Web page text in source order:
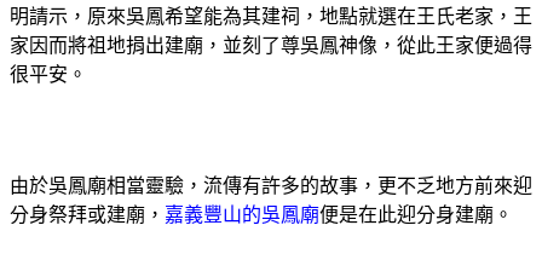
明請示，原來吳鳳希望能為其建祠，地點就選在王氏老家，王
家因而將祖地捐出建廟，並刻了尊吳鳳神像，從此王家便過得
很平安。
由於吳鳳廟相當靈驗，流傳有許多的故事，更不乏地方前來迎
分身祭拜或建廟， 嘉義豐山的吳鳳廟便是在此迎分身建廟。